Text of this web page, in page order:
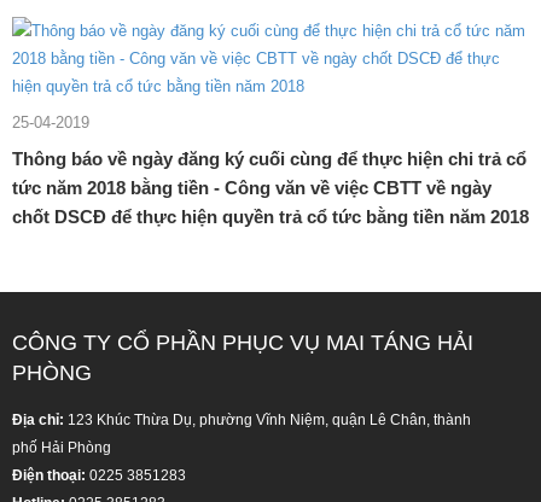
25-04-2019
Thông báo về ngày đăng ký cuối cùng để thực hiện chi trả cổ
tức năm 2018 bằng tiền - Công văn về việc CBTT về ngày
chốt DSCĐ để thực hiện quyền trả cổ tức bằng tiền năm 2018
CÔNG TY CỔ PHẦN PHỤC VỤ MAI TÁNG HẢI
PHÒNG
Địa chỉ: 123 Khúc Thừa Dụ, phường Vĩnh Niệm, quận Lê Chân, thành
phố Hải Phòng
Điện thoại: 0225 3851283